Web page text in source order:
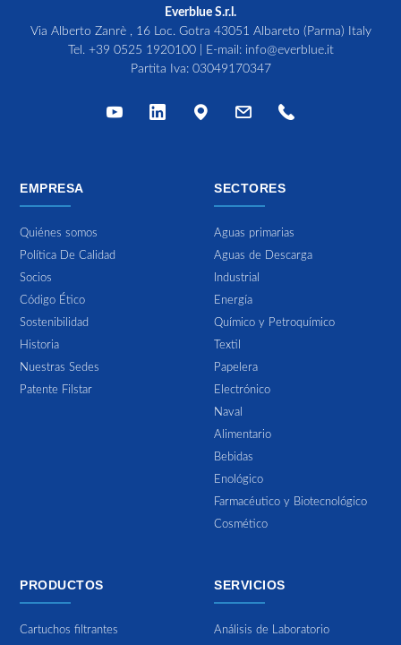
Everblue S.r.l.
Via Alberto Zanrè , 16 Loc. Gotra 43051 Albareto (Parma) Italy
Tel. +39 0525 1920100| E-mail: info@everblue.it
Partita Iva: 03049170347
EMPRESA
Quiénes somos
Política De Calidad
Socios
Código Ético
Sostenibilidad
Historia
Nuestras Sedes
Patente Filstar
SECTORES
Aguas primarias
Aguas de Descarga
Industrial
Energía
Químico y Petroquímico
Textil
Papelera
Electrónico
Naval
Alimentario
Bebidas
Enológico
Farmacéutico y Biotecnológico
Cosmético
PRODUCTOS
Cartuchos filtrantes
SERVICIOS
Análisis de Laboratorio